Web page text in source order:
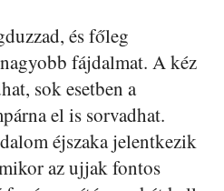
és főleg
fájdalmat. A kéz
sok esetben a
el is sorvadhat.
éjszaka jelentkezik
az ujjak fontos